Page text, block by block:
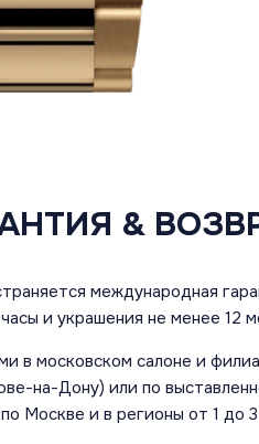
&
международная
и украшения не менее 12
в московском салоне и
на-Дону) или по
Москве и в регионы от 1 до